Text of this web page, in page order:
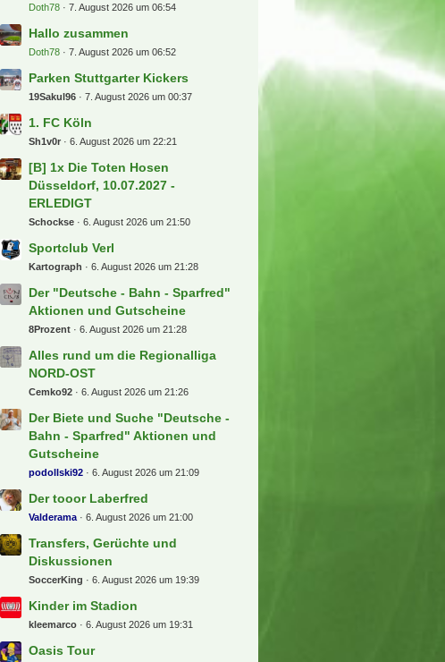
Doth78 7. August 2026 um 06:54
Hallo zusammen
Doth78 7. August 2026 um 06:52
Parken Stuttgarter Kickers
19Sakul96 7. August 2026 um 00:37
1. FC Köln
Sh1v0r 6. August 2026 um 22:21
[B] 1x Die Toten Hosen
Düsseldorf, 10.07.2027 -
ERLEDIGT
Schockse 6. August 2026 um 21:50
Sportclub Verl
Kartograph 6. August 2026 um 21:28
Der "Deutsche - Bahn - Sparfred"
Aktionen und Gutscheine
8Prozent 6. August 2026 um 21:28
Alles rund um die Regionalliga
NORD-OST
Cemko92 6. August 2026 um 21:26
Der Biete und Suche "Deutsche -
Bahn - Sparfred" Aktionen und
Gutscheine
podollski92 6. August 2026 um 21:09
Der tooor Laberfred
Valderama 6. August 2026 um 21:00
Transfers, Gerüchte und
Diskussionen
SoccerKing 6. August 2026 um 19:39
Kinder im Stadion
kleemarco 6. August 2026 um 19:31
Oasis Tour